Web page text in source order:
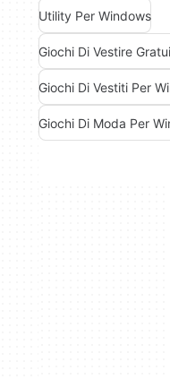
Utility Per Windows
Giochi Di Vestire
Giochi Di Vestiti Per
Giochi Di Moda Per